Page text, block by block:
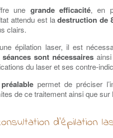
une grande efficacité, en
attendu est ladestruction de
clairs.
épilation laser, il est
sont nécessaires
du laser et ses contre-
permet de préciser
de ce traitement ainsi que
d’épilation